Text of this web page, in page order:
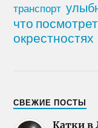
транспорт
что
окрестностях
СВЕЖИЕ ПОСТЫ
Катки